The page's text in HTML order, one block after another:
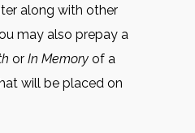
along with other
may also prepay a
or In Memory of a
will be placed on